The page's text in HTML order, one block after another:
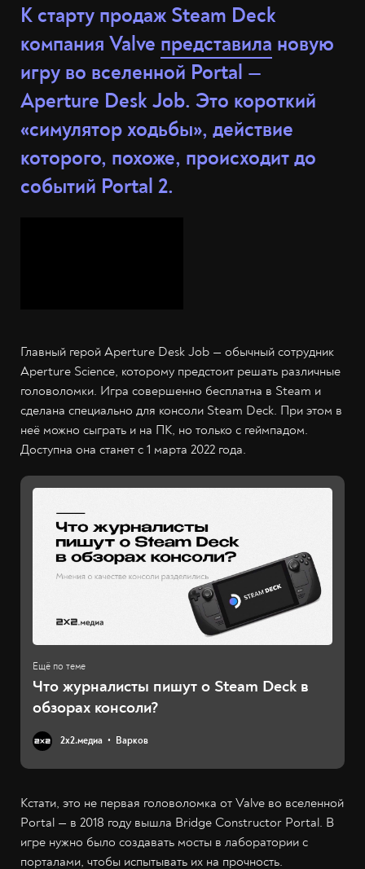
К старту продаж Steam Deck
компания Valve представила новую
игру во вселенной Portal —
Aperture Desk Job. Это короткий
«симулятор ходьбы», действие
которого, похоже, происходит до
событий Portal 2.
Главный герой Aperture Desk Job — обычный сотрудник
Aperture Science, которому предстоит решать различные
головоломки. Игра совершенно бесплатна в Steam и
сделана специально для консоли Steam Deck. При этом в
неё можно сыграть и на ПК, но только с геймпадом.
Доступна она станет с 1 марта 2022 года.
Что журналисты пишут о Steam Deck в
обзорах консоли?
2х2.медиа Варков
Кстати, это не первая головоломка от Valve во вселенной
Portal — в 2018 году вышла Bridge Constructor Portal. В
игре нужно было создавать мосты в лаборатории с
порталами, чтобы испытывать их на прочность.